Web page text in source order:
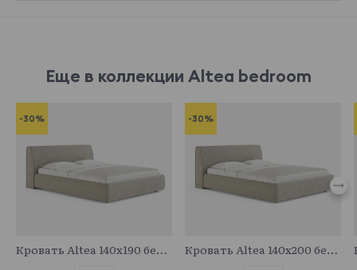
Еще в коллекции Altea bedroom
-30%
Кровать Altea 140x190 без основания и подъемного механизма
-30%
Кровать Altea 140x200 без основания и подъемного механизма